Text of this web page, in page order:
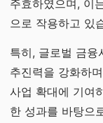
주효하였으며, 이
으로 작용하고 있
특히, 글로벌 금융
추진력을 강화하
사업 확대에 기여
한 성과를 바탕으